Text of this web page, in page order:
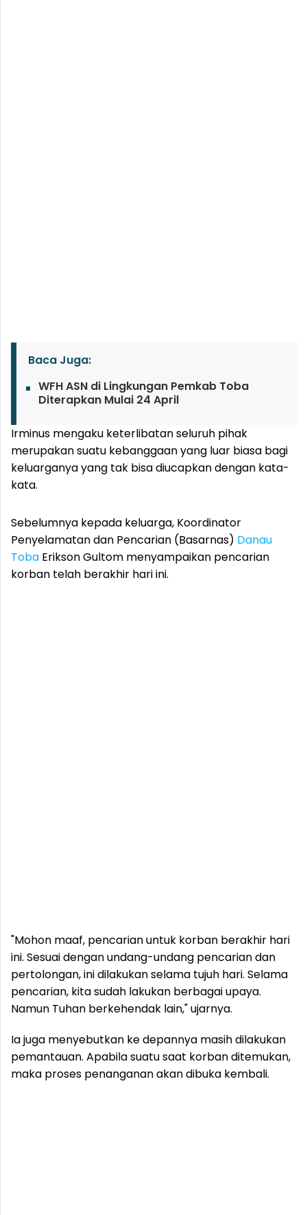
Baca Juga:
WFH ASN di Lingkungan Pemkab Toba
Diterapkan Mulai 24 April
Irminus mengaku keterlibatan seluruh pihak
merupakan suatu kebanggaan yang luar biasa bagi
keluarganya yang tak bisa diucapkan dengan kata-
kata.
Sebelumnya kepada keluarga, Koordinator
Penyelamatan dan Pencarian (Basarnas) Danau
Toba Erikson Gultom menyampaikan pencarian
korban telah berakhir hari ini.
"Mohon maaf, pencarian untuk korban berakhir hari
ini. Sesuai dengan undang-undang pencarian dan
pertolongan, ini dilakukan selama tujuh hari. Selama
pencarian, kita sudah lakukan berbagai upaya.
Namun Tuhan berkehendak lain," ujarnya.
Ia juga menyebutkan ke depannya masih dilakukan
pemantauan. Apabila suatu saat korban ditemukan,
maka proses penanganan akan dibuka kembali.